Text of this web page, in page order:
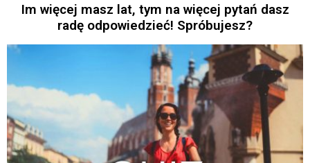
Im więcej masz lat, tym na więcej pytań dasz
radę odpowiedzieć! Spróbujesz?